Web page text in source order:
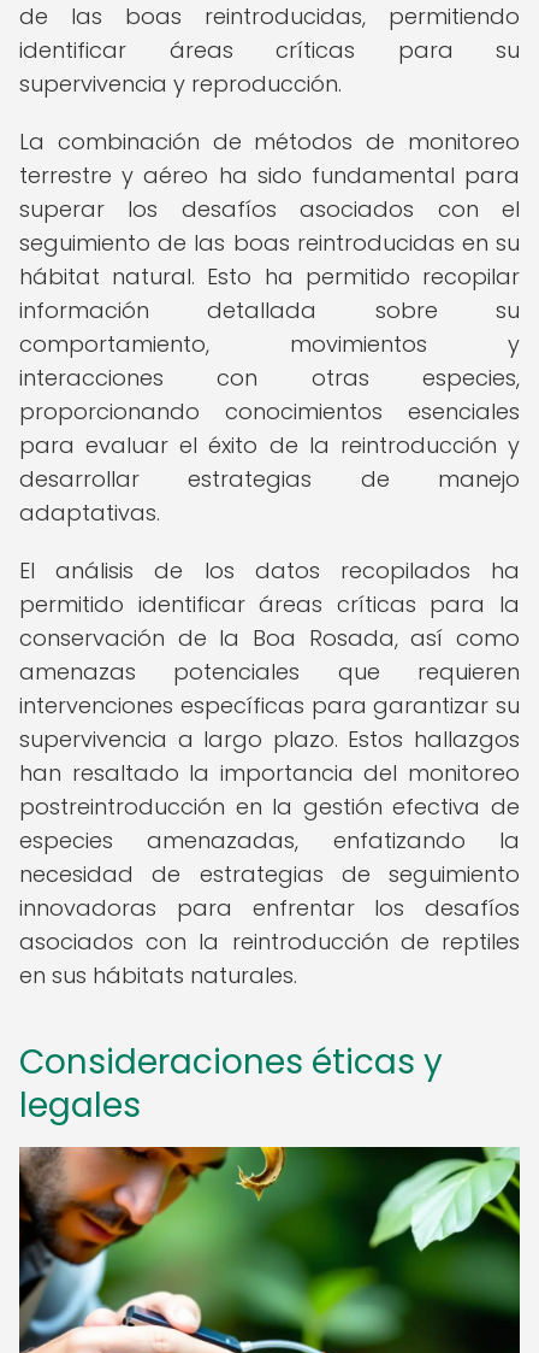
de las boas reintroducidas, permitiendo
identificar áreas críticas para su
supervivencia y reproducción.
La combinación de métodos de monitoreo
terrestre y aéreo ha sido fundamental para
superar los desafíos asociados con el
seguimiento de las boas reintroducidas en su
hábitat natural. Esto ha permitido recopilar
información detallada sobre su
comportamiento, movimientos y
interacciones con otras especies,
proporcionando conocimientos esenciales
para evaluar el éxito de la reintroducción y
desarrollar estrategias de manejo
adaptativas.
El análisis de los datos recopilados ha
permitido identificar áreas críticas para la
conservación de la Boa Rosada, así como
amenazas potenciales que requieren
intervenciones específicas para garantizar su
supervivencia a largo plazo. Estos hallazgos
han resaltado la importancia del monitoreo
postreintroducción en la gestión efectiva de
especies amenazadas, enfatizando la
necesidad de estrategias de seguimiento
innovadoras para enfrentar los desafíos
asociados con la reintroducción de reptiles
en sus hábitats naturales.
Consideraciones éticas y
legales